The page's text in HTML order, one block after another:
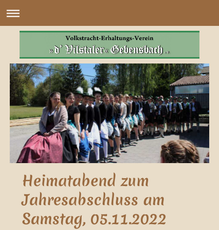
Heimatabend zum
Jahresabschluss am
Samstag, 05.11.2022